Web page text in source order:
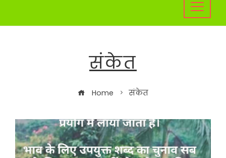
संकेत
Home संकेत